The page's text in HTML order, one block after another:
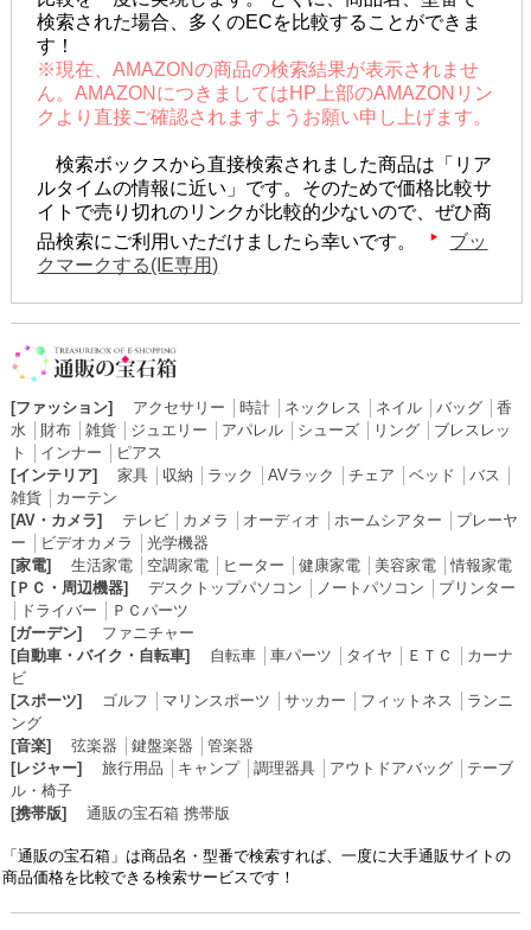
検索された場合、多くのECを比較することができま
す！
※現在、AMAZONの商品の検索結果が表示されませ
ん。AMAZONにつきましてはHP上部のAMAZONリン
クより直接ご確認されますようお願い申し上げます。
検索ボックスから直接検索されました商品は「リア
ルタイムの情報に近い」です。そのためで価格比較サ
イトで売り切れのリンクが比較的少ないので、ぜひ商
品検索にご利用いただけましたら幸いです。
ブッ
クマークする(IE専用)
[ファッション] アクセサリー 時計│ ネックレス ネイル│ バッグ│ 香
水
財布│ 雑貨│ ジュエリー アパレル│ シューズ│ リング│ ブレスレッ
ト
インナー
ピアス
[インテリア]
家具│ 収納 ラック AVラック チェア ベッド バス
雑貨│ カーテン
[AV・カメラ]
テレビ│ カメラ オーディオ ホームシアター
プレーヤ
ー
ビデオカメラ
光学機器
[家電]
生活家電│ 空調家電│ ヒーター 健康家電│ 美容家電│情報家電
[ＰＣ・周辺機器]
デスクトップパソコン ノートパソコン
プリンター
ドライバー
ＰＣパーツ
[ガーデン]
ファニチャー
[自動車・バイク・自転車]
自転車│ 車パーツ タイヤ ＥＴＣ
カーナ
ビ
[スポーツ]
ゴルフ マリンスポーツ サッカー フィットネス
ランニ
ング
[音楽]
弦楽器 鍵盤楽器
管楽器
[レジャー]
旅行用品 キャンプ│ 調理器具│ アウトドアバッグ│ テーブ
ル・椅子
[携帯版]
通販の宝石箱 携帯版
「通販の宝石箱」は商品名・型番で検索すれば、一度に大手通販サイトの
商品価格を比較できる検索サービスです！